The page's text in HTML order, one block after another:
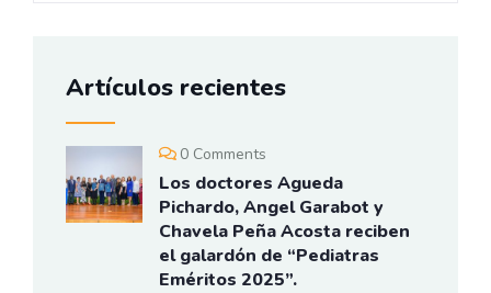
Artículos recientes
0 Comments
Los doctores Agueda
Pichardo, Angel Garabot y
Chavela Peña Acosta reciben
el galardón de “Pediatras
Eméritos 2025”.